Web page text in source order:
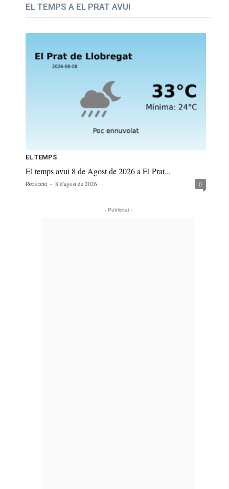
EL TEMPS A EL PRAT AVUI
EL TEMPS
El temps avui 8 de Agost de 2026 a El Prat...
Redacció - 8 d'agost de 2026 0
- Publicitat -